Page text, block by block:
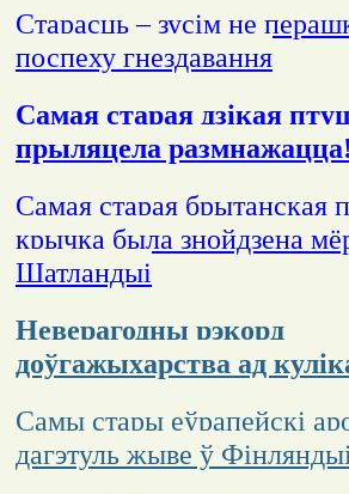
Старасць – зусім не
поспеху гнездавання
Самая старая дзікая
прыляцела размнажацца!
Самая старая брытанская
крычка была знойдзена
Шатландыі
Неверагодны рэкорд
доўгажыхарства ад
Самы стары еўрапейскі
дагэтуль жыве ў Фінляндыі